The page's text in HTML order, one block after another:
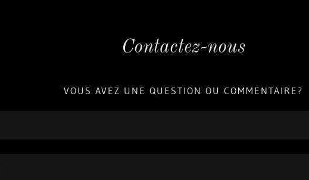
Contactez-nous
VOUS AVEZ UNE QUESTION OU COMMENTAIRE?